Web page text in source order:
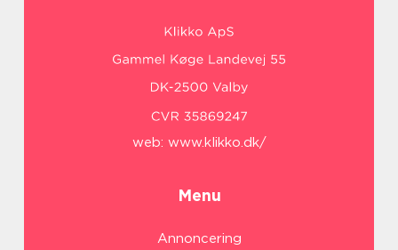
web: www.klikko.dk/
Menu
Annoncering